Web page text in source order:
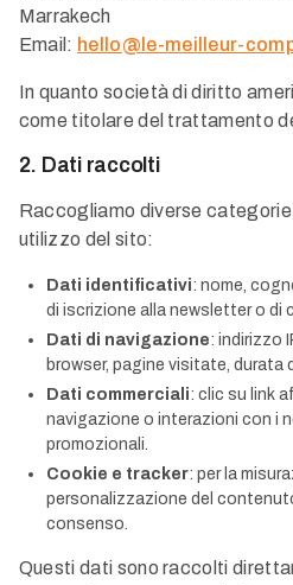
Marrakech
Email: hello@le-meilleur-
In quanto società di diritto
come titolare del trattamento
2. Dati raccolti
Raccogliamo diverse
utilizzo del sito:
Dati identificativi: nome,
di iscrizione alla newsletter o di
Dati di navigazione: indirizzo
browser, pagine visitate, durata
Dati commerciali: clic su link
navigazione o interazioni con i
promozionali.
Cookie e tracker: per la
personalizzazione del
consenso.
Questi dati sono raccolti